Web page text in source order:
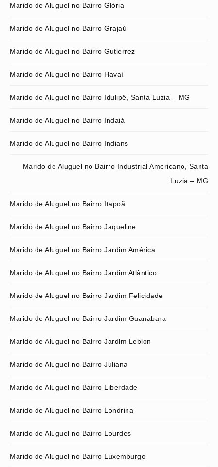
Marido de Aluguel no Bairro Glória
Marido de Aluguel no Bairro Grajaú
Marido de Aluguel no Bairro Gutierrez
Marido de Aluguel no Bairro Havaí
Marido de Aluguel no Bairro Idulipê, Santa Luzia – MG
Marido de Aluguel no Bairro Indaiá
Marido de Aluguel no Bairro Indians
Marido de Aluguel no Bairro Industrial Americano, Santa
Luzia – MG
Marido de Aluguel no Bairro Itapoã
Marido de Aluguel no Bairro Jaqueline
Marido de Aluguel no Bairro Jardim América
Marido de Aluguel no Bairro Jardim Atlântico
Marido de Aluguel no Bairro Jardim Felicidade
Marido de Aluguel no Bairro Jardim Guanabara
Marido de Aluguel no Bairro Jardim Leblon
Marido de Aluguel no Bairro Juliana
Marido de Aluguel no Bairro Liberdade
Marido de Aluguel no Bairro Londrina
Marido de Aluguel no Bairro Lourdes
Marido de Aluguel no Bairro Luxemburgo